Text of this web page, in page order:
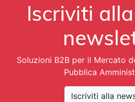
Iscriviti
Soluzioni B2B per il Mercato
Pubblica
Iscriviti alla